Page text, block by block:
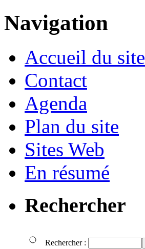
Navigation
Accueil du site
Contact
Agenda
Plan du site
Sites Web
En résumé
Rechercher
Rechercher :